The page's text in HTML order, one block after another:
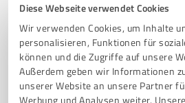
Diese Webseite verwendet Cookies
Wir verwenden Cookies, um Inhalte
personalisieren, Funktionen für
können und die Zugriffe auf unsere
Außerdem geben wir Informationen
unserer Website an unsere Partner
Werbung und Analysen weiter.
Tel. +49 69693054
www.terranova-biketours.com/
523Bewertungen
von 526 veröffentlicht
(6